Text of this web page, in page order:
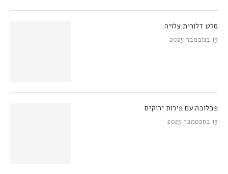
סלט דלורית צלויה
13 בנובמבר 2025
פבלובה עם פירות ירוקים
13 בספטמבר 2025